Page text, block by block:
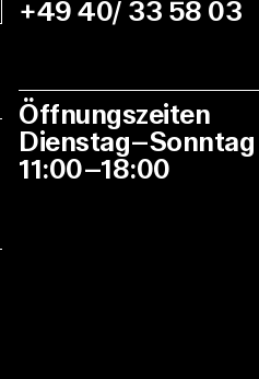
+49 40/ 33 58 03
Öffnungszeiten
Dienstag–Sonntag
11:00–18:00